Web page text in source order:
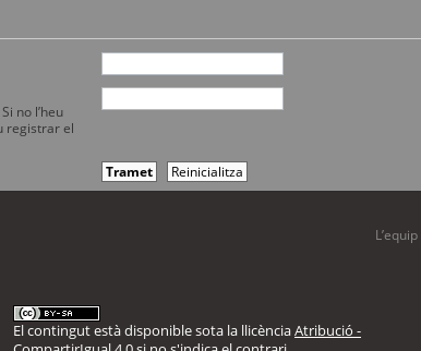
no l’heu
registrar el
L’equip
El contingut està disponible sota la llicènciaAtribució -